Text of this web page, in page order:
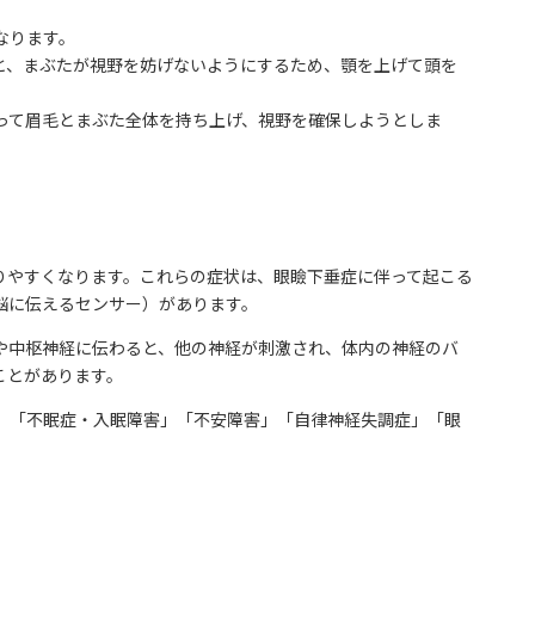
ます。
まぶたが視野を妨げないようにするため、顎を上げて頭を
眉毛とまぶた全体を持ち上げ、視野を確保しようとしま
すくなります。これらの症状は、眼瞼下垂症に伴って起こる
伝えるセンサー）があります。
枢神経に伝わると、他の神経が刺激され、体内の神経のバ
があります。
不眠症・入眠障害」「不安障害」「自律神経失調症」「眼